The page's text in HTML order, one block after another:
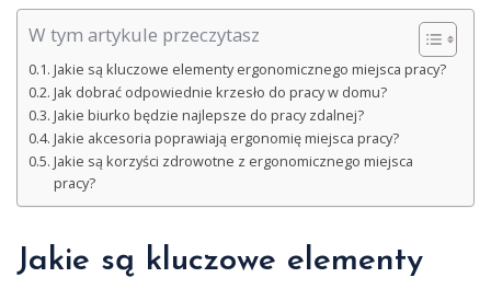
W tym artykule przeczytasz
Jakie są kluczowe elementy ergonomicznego miejsca pracy?
Jak dobrać odpowiednie krzesło do pracy w domu?
Jakie biurko będzie najlepsze do pracy zdalnej?
Jakie akcesoria poprawiają ergonomię miejsca pracy?
Jakie są korzyści zdrowotne z ergonomicznego miejsca
pracy?
Jakie są kluczowe elementy